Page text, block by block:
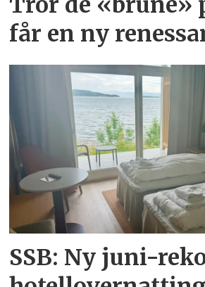
får en ny
SSB: Ny juni-